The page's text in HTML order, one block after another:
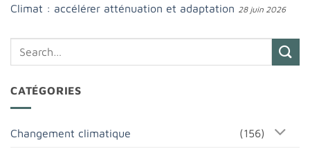
Climat : accélérer atténuation et adaptation 28 juin 2026
CATÉGORIES
Changement climatique (156)